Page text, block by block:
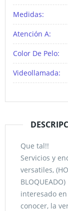
Medidas:
Atención A:
Color De Pelo:
Videollamada:
Que tal!!
Servicios y
versatiles,
BLOQUEADO)
interesado
conocer, la